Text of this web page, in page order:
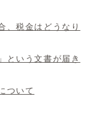
、税金はどうなり
という文書が届き
ついて